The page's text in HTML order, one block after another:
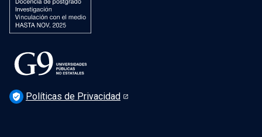
verified_user Políticas de Privacidad